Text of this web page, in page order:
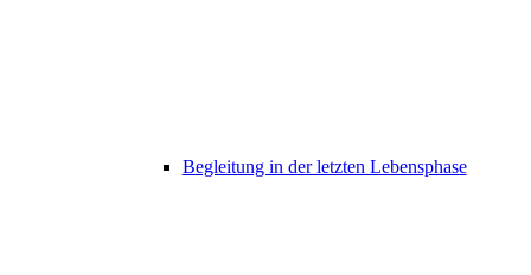
Begleitung in der letzten Lebensphase